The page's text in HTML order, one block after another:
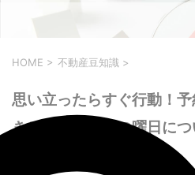
HOME > 不動産豆知識 >
思い立ったらすぐ行動！
きる？おすすめの曜日に